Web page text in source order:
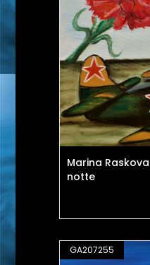
Marina
notte
GA207255